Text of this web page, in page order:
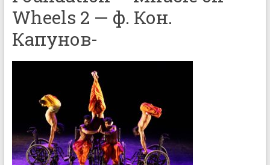
Wheels 2 — ф. Кон.
Капунов-